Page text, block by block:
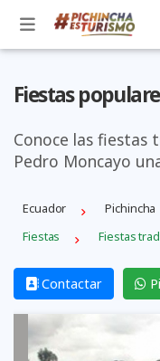
Fiestas
Conoce las fiestas
Pedro Moncayo
Ecuador Pichincha
Fiestas
Fiestas
Contactar